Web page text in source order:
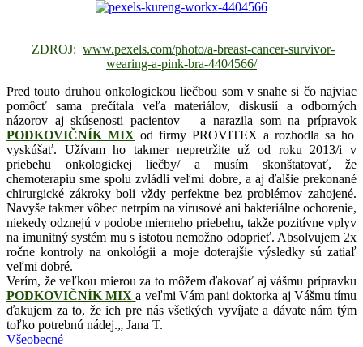
ZDROJ: www.pexels.com/photo/a-breast-cancer-survivor-
wearing-a-pink-bra-4404566/
Pred touto druhou onkologickou liečbou som v snahe si čo najviac
pomôcť sama prečítala veľa materiálov, diskusií a odborných
názorov aj skúsenosti pacientov – a narazila som na prípravok
PODKOVIČNÍK MIX od firmy PROVITEX a rozhodla sa ho
vyskúšať. Užívam ho takmer nepretržite už od roku 2013/i v
priebehu onkologickej liečby/ a musím skonštatovať, že
chemoterapiu sme spolu zvládli veľmi dobre, a aj ďalšie prekonané
chirurgické zákroky boli vždy perfektne bez problémov zahojené.
Navyše takmer vôbec netrpím na vírusové ani bakteriálne ochorenie,
niekedy odznejú v podobe mierneho priebehu, takže pozitívne vplyv
na imunitný systém mu s istotou nemožno odoprieť. Absolvujem 2x
ročne kontroly na onkológii a moje doterajšie výsledky sú zatiaľ
veľmi dobré.
Verím, že veľkou mierou za to môžem ďakovať aj vášmu prípravku
PODKOVIČNÍK MIXa veľmi Vám pani doktorka aj Vášmu tímu
ďakujem za to, že ich pre nás všetkých vyvíjate a dávate nám tým
toľko potrebnú nádej.„ Jana T.
Všeobecné